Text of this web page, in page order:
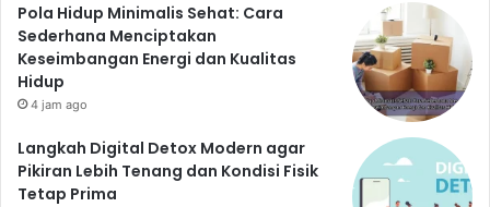
Pola Hidup Minimalis Sehat: Cara
Sederhana Menciptakan
Keseimbangan Energi dan Kualitas
Hidup
4 jam ago
Langkah Digital Detox Modern agar
Pikiran Lebih Tenang dan Kondisi Fisik
Tetap Prima